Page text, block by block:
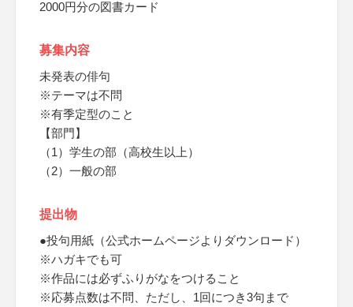
2000円分の図書カード
募集内容
未発表の俳句
※テーマは不問
※有季定型のこと
【部門】
（1）学生の部（高校生以上）
（2）一般の部
提出物
●投句用紙（公式ホームページよりダウンロード）
※ハガキでも可
※作品には必ずふりがなをつけること
※応募点数は不問、ただし、1回につき3句まで